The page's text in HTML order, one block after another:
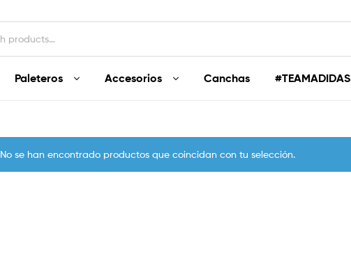
Paleteros Accesorios Canchas #TEAMADIDAS
No se han encontrado productos que coincidan con tu selección.